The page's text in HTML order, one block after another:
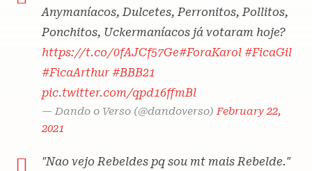
Anymaníacos, Dulcetes, Perronitos, Pollitos,
Ponchitos, Uckermaníacos já votaram hoje?
https://t.co/0fAJCf57Ge#ForaKarol #FicaGil
#FicaArthur #BBB21
pic.twitter.com/qpd16ffmBl
— Dando o Verso (@dandoverso)February 22,
2021
"Nao vejo Rebeldes pq sou mt mais Rebelde."